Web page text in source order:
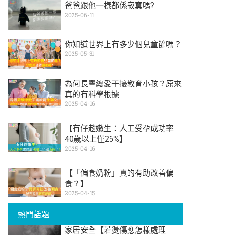
爸爸跟他一樣都係寂寞嗎?
2025-06-11
你知道世界上有多少個兒童節嗎？
2025-05-31
為何長輩總愛干擾教育小孩？原來
真的有科學根據
2025-04-16
【有仔趁嫩生：人工受孕成功率
40歲以上僅26%】
2025-04-16
【「偏食奶粉」真的有助改善偏
食？】
2025-04-15
熱門話題
家居安全【若燙傷應怎樣處理